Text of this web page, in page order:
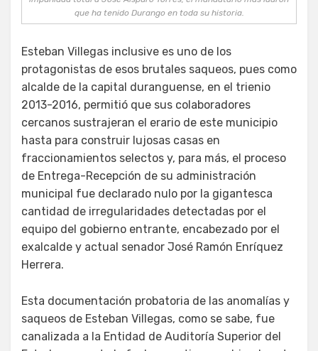
que ha tenido Durango en toda su historia.
Esteban Villegas inclusive es uno de los
protagonistas de esos brutales saqueos, pues como
alcalde de la capital duranguense, en el trienio
2013-2016, permitió que sus colaboradores
cercanos sustrajeran el erario de este municipio
hasta para construir lujosas casas en
fraccionamientos selectos y, para más, el proceso
de Entrega-Recepción de su administración
municipal fue declarado nulo por la gigantesca
cantidad de irregularidades detectadas por el
equipo del gobierno entrante, encabezado por el
exalcalde y actual senador José Ramón Enríquez
Herrera.
Esta documentación probatoria de las anomalías y
saqueos de Esteban Villegas, como se sabe, fue
canalizada a la Entidad de Auditoría Superior del